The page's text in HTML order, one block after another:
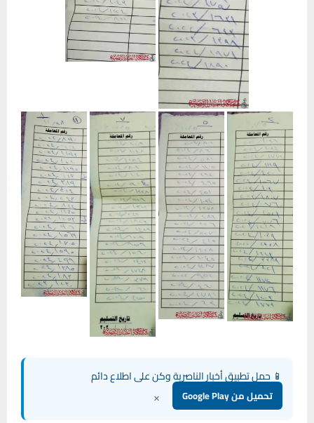
📱 حمل تطبيق أخبار الناصرية وكن على اطلاع دائم
تحميل من Google Play ×